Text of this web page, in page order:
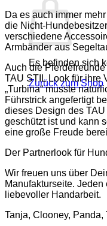
Es befinden sich
Zurück zum Shop
Da es auch immer
die Nicht-
verschiedene
Armbänder aus
Auch die
TAU STIL Look für ihre
„Turbina“ musste
Führstrick angefertigt
dieses Design des
geschützt ist und kann
eine große Freude
Der Partnerlook für
Wir freuen uns über
Manufakturseite.
liebevoller Handarbeit.
Tanja, Clooney, Panda,